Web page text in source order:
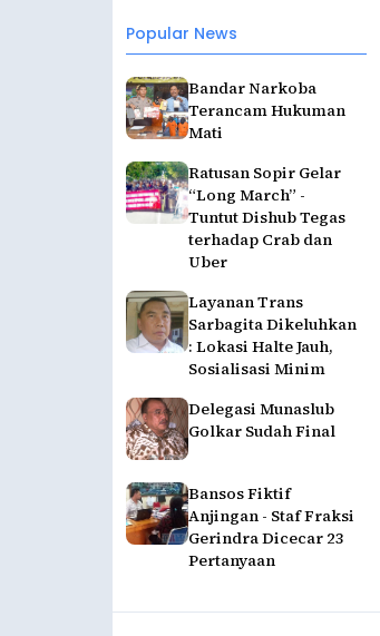
Popular News
Bandar Narkoba
Terancam Hukuman
Mati
Ratusan Sopir Gelar
“Long March” -
Tuntut Dishub Tegas
terhadap Crab dan
Uber
Layanan Trans
Sarbagita Dikeluhkan
: Lokasi Halte Jauh,
Sosialisasi Minim
Delegasi Munaslub
Golkar Sudah Final
Bansos Fiktif
Anjingan - Staf Fraksi
Gerindra Dicecar 23
Pertanyaan